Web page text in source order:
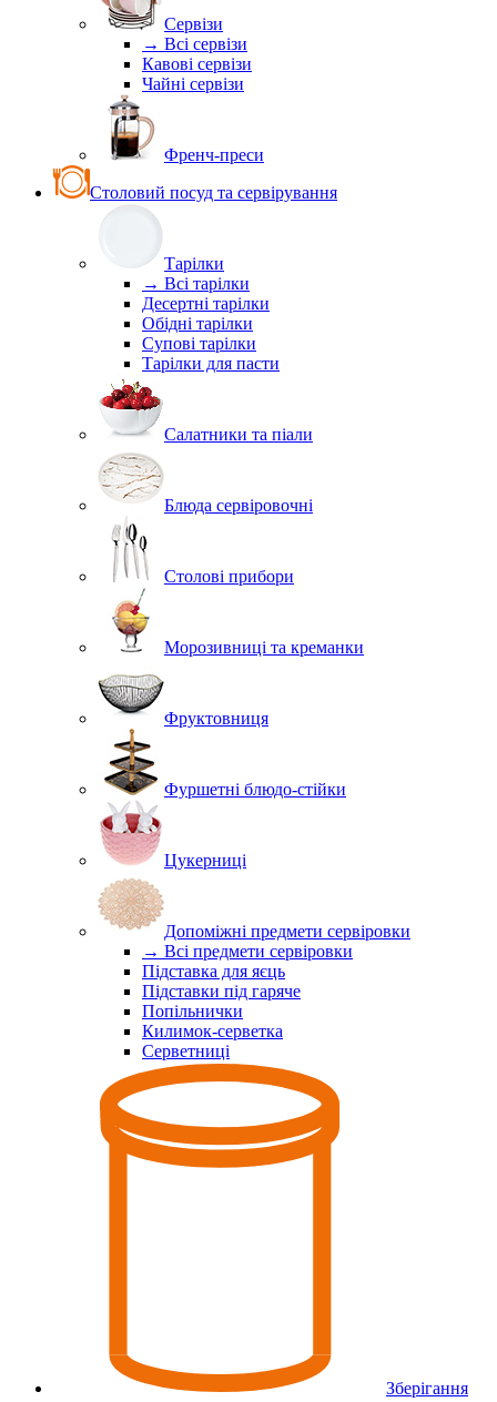
Сервізи
→ Всі сервізи
Кавові сервізи
Чайні сервізи
Френч-преси
Столовий посуд та сервірування
Тарілки
→ Всі тарілки
Десертні тарілки
Обідні тарілки
Супові тарілки
Тарілки для пасти
Салатники та піали
Блюда сервіровочні
Столові прибори
Морозивниці та креманки
Фруктовниця
Фуршетні блюдо-стійки
Цукерниці
Допоміжні предмети сервіровки
→ Всі предмети сервіровки
Підставка для яєць
Підставки під гаряче
Попільнички
Килимок-серветка
Серветниці
Зберігання